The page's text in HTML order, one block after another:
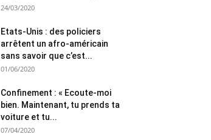
24/03/2020
Etats-Unis : des policiers
arrêtent un afro-américain
sans savoir que c’est...
01/06/2020
Confinement : « Ecoute-moi
bien. Maintenant, tu prends ta
voiture et tu...
07/04/2020